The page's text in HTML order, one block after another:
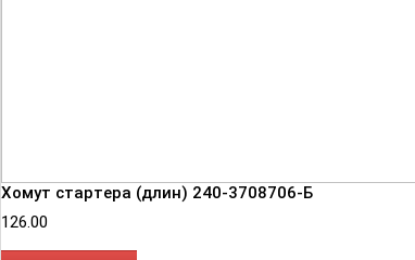
Хомут стартера (длин) 240-3708706-Б
126.00